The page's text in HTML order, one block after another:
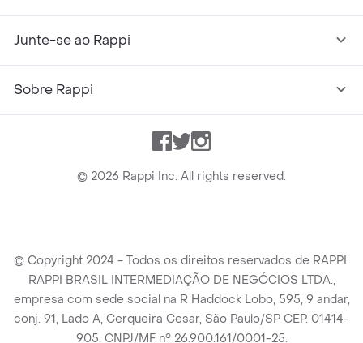
Junte-se ao Rappi
Sobre Rappi
Facebook
TwitterInstagram
© 2026 Rappi Inc. All rights reserved.
© Copyright 2024 - Todos os direitos reservados de RAPPI.
RAPPI BRASIL INTERMEDIAÇÃO DE NEGÓCIOS LTDA.,
empresa com sede social na R Haddock Lobo, 595, 9 andar,
conj. 91, Lado A, Cerqueira Cesar, São Paulo/SP CEP. 01414-
905, CNPJ/MF n° 26.900.161/0001-25.